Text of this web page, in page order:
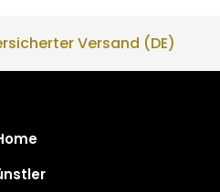
Versand (DE)